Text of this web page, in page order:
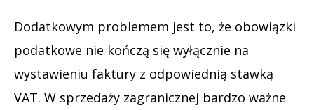
Dodatkowym problemem jest to, że obowiązki
podatkowe nie kończą się wyłącznie na
wystawieniu faktury z odpowiednią stawką
VAT. W sprzedaży zagranicznej bardzo ważne